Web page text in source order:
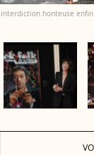
honteuse